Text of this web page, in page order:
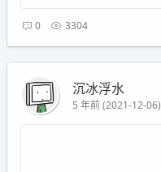
0 3304
沉冰浮水
5 年前 (2021-12-06)